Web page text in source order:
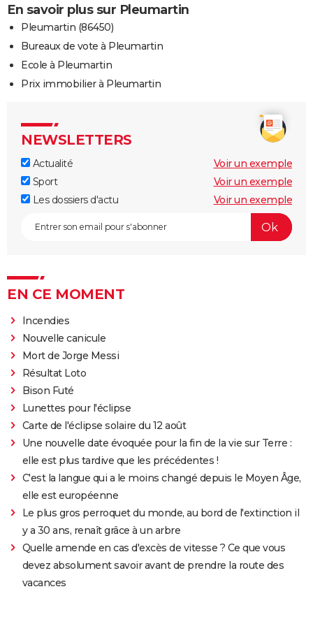
En savoir plus sur Pleumartin
Pleumartin (86450)
Bureaux de vote à Pleumartin
Ecole à Pleumartin
Prix immobilier à Pleumartin
NEWSLETTERS
Actualité
Voir un exemple
Sport
Voir un exemple
Les dossiers d'actu
Voir un exemple
EN CE MOMENT
Incendies
Nouvelle canicule
Mort de Jorge Messi
Résultat Loto
Bison Futé
Lunettes pour l'éclipse
Carte de l'éclipse solaire du 12 août
Une nouvelle date évoquée pour la fin de la vie sur Terre :
elle est plus tardive que les précédentes !
C'est la langue qui a le moins changé depuis le Moyen Âge,
elle est européenne
Le plus gros perroquet du monde, au bord de l'extinction il
y a 30 ans, renaît grâce à un arbre
Quelle amende en cas d'excès de vitesse ? Ce que vous
devez absolument savoir avant de prendre la route des
vacances